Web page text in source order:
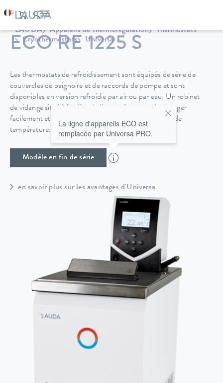
LAUDA Appareils de thermorégulation
Thermostats
Cryothermostats
Universa
ECO RE 1225 S
Les thermostats de refroidissement sont équipés de série de
couvercles de baignoire et de raccords de pompe et sont
disponibles en version refroidie par air ou par eau. Un robinet
de vidange situé à l'arrière de l'appareil permet de changer
facilement et en toute sécurité le fluide de régulation de
température.
Modèle en fin de série
La ligne d'appareils ECO est
remplacée par Universa PRO.
en savoir plus sur les avantages d'Universa